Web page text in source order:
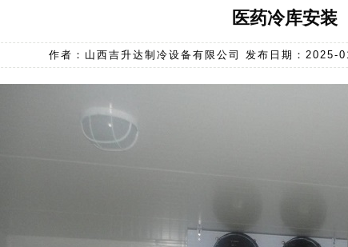
医药冷库安装
作者：山西吉升达制冷设备有限公司 发布日期：